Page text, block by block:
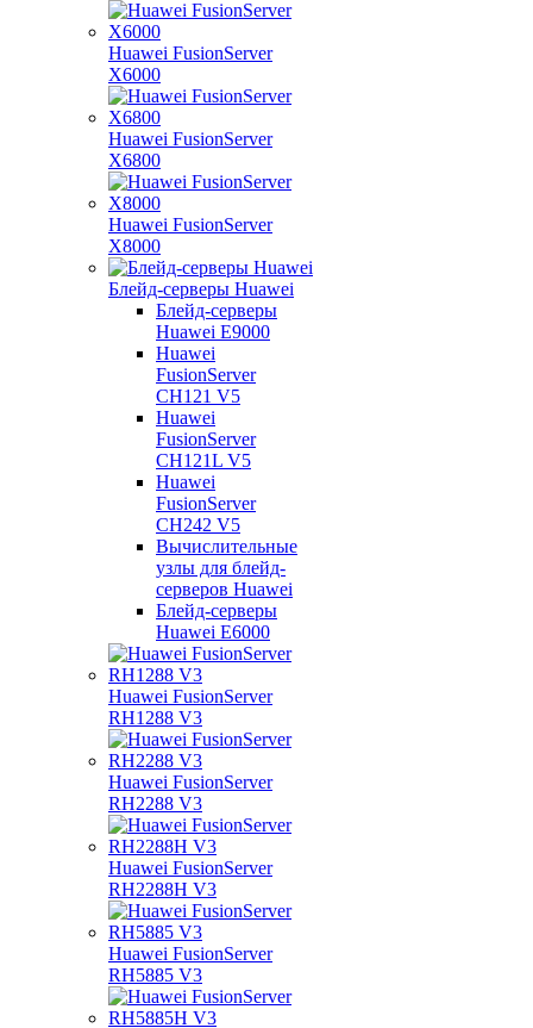
Huawei FusionServer
X6000
Huawei FusionServer
X6800
Huawei FusionServer
X8000
Блейд-серверы Huawei
Блейд-серверы
Huawei E9000
Huawei
FusionServer
CH121 V5
Huawei
FusionServer
CH121L V5
Huawei
FusionServer
CH242 V5
Вычислительные
узлы для блейд-
серверов Huawei
Блейд-серверы
Huawei E6000
Huawei FusionServer
RH1288 V3
Huawei FusionServer
RH2288 V3
Huawei FusionServer
RH2288H V3
Huawei FusionServer
RH5885 V3